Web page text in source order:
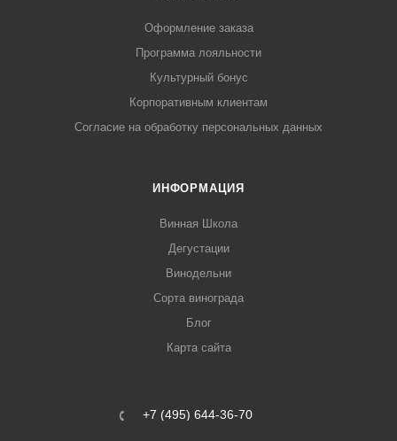
Оформление заказа
Программа лояльности
Культурный бонус
Корпоративным клиентам
Согласие на обработку персональных данных
ИНФОРМАЦИЯ
Винная Школа
Дегустации
Винодельни
Сорта винограда
Блог
Карта сайта
+7 (495) 644-36-70